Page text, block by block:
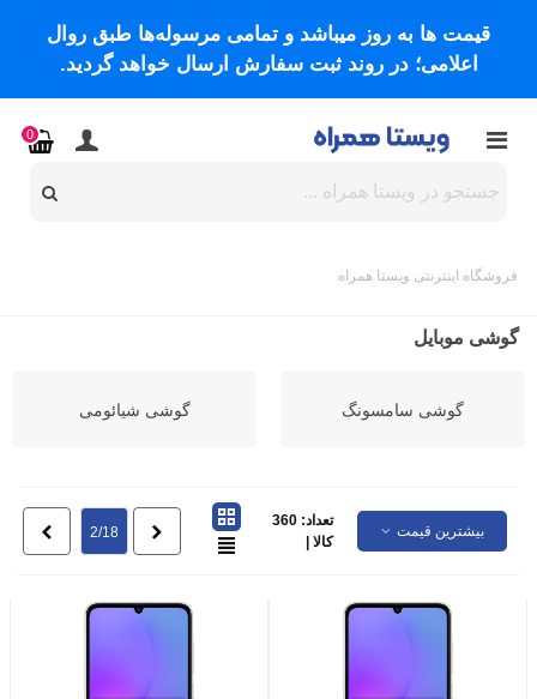
قیمت ها به روز میباشد و تمامی مرسوله‌ها طبق روال
اعلامی؛ در روند ثبت سفارش ارسال خواهد گردید.
0
فروشگاه اینترنتی ویستا همراه
گوشی موبایل
گوشی سامسونگ گوشی شیائومی
بیشترین قیمت
تعداد: 360
کالا |
2/18